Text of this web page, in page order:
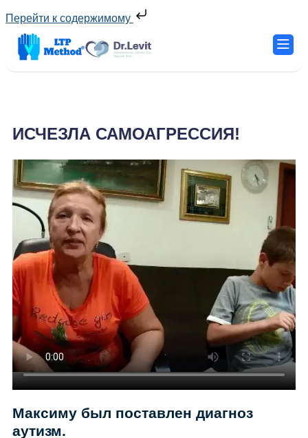
Перейти к содержимому
ИСЧЕЗЛА САМОАГРЕССИЯ!
Максиму был поставлен диагноз
аутизм.